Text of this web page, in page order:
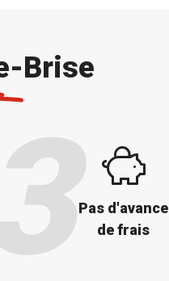
Brise
Pas d'avance
de frais